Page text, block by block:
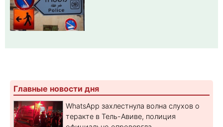
Главные новости дня
WhatsApp захлестнула волна слухов о
теракте в Тель-Авиве, полиция